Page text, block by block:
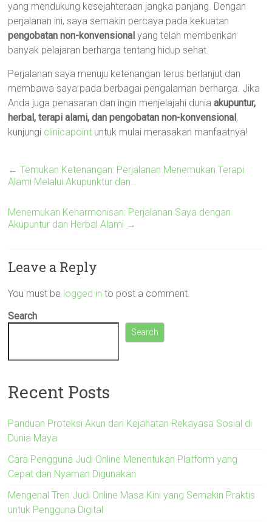
yang mendukung kesejahteraan jangka panjang. Dengan
perjalanan ini, saya semakin percaya pada kekuatan
pengobatan non-konvensional yang telah memberikan
banyak pelajaran berharga tentang hidup sehat.
Perjalanan saya menuju ketenangan terus berlanjut dan
membawa saya pada berbagai pengalaman berharga. Jika
Anda juga penasaran dan ingin menjelajahi duniaakupuntur,
herbal, terapi alami, dan pengobatan non-konvensional,
kunjungi clinicapoint untuk mulai merasakan manfaatnya!
← Temukan Ketenangan: Perjalanan Menemukan Terapi
Alami Melalui Akupunktur dan…
Menemukan Keharmonisan: Perjalanan Saya dengan
Akupuntur dan Herbal Alami →
Leave a Reply
You must be logged in to post a comment.
Search
Search
Recent Posts
Panduan Proteksi Akun dari Kejahatan Rekayasa Sosial di
Dunia Maya
Cara Pengguna Judi Online Menentukan Platform yang
Cepat dan Nyaman Digunakan
Mengenal Tren Judi Online Masa Kini yang Semakin Praktis
untuk Pengguna Digital